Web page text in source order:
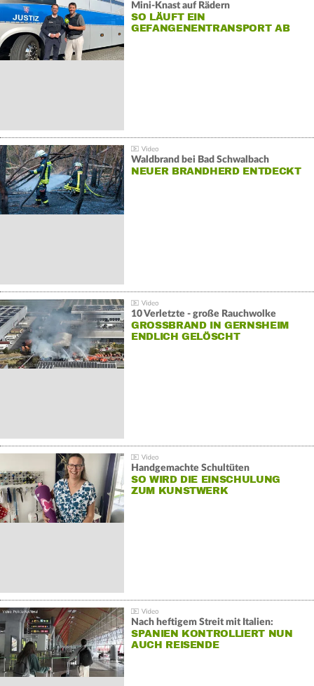
Mini-Knast auf Rädern
SO LÄUFT EIN
GEFANGENENTRANSPORT AB
Waldbrand bei Bad Schwalbach
NEUER BRANDHERD ENTDECKT
10 Verletzte - große Rauchwolke
GROSSBRAND IN GERNSHEIM E
NDLICH GELÖSCHT
Handgemachte Schultüten
SO WIRD DIE EINSCHULUNG
ZUM KUNSTWERK
Nach heftigem Streit mit Italien:
SPANIEN KONTROLLIERT NUN
AUCH REISENDE